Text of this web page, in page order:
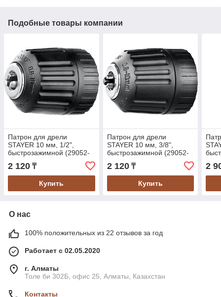
Подобные товары компании
Патрон для дрели
STAYER 10 мм, 1/2",
быстрозажимной (29052-
2 120 ₸
Купить
Патрон для дрели
STAYER 10 мм, 3/8",
быстрозажимной (29052-
2 120₸
Купить
2
О нас
100% положительных из 22 отзывов за год
Работает с 02.05.2020
г. Алматы
Толе би 302Б, офис 25, Алматы, Казахстан
Контакты